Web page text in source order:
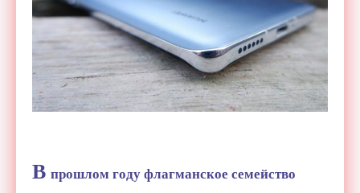
В прошлом году флагманское семейство